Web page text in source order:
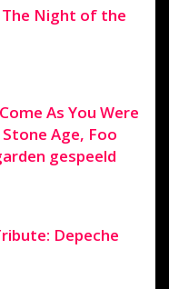
The Night of the
As You Were
Age, Foo
gespeeld
Depeche